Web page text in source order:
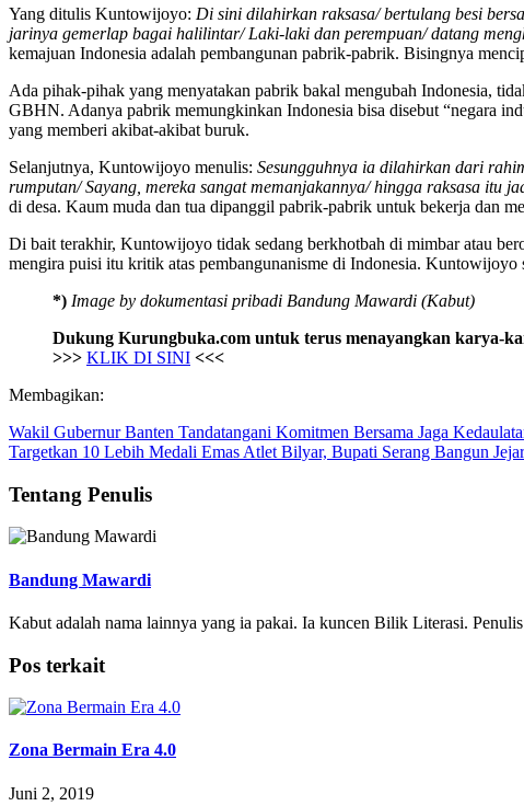
Yang ditulis Kuntowijoyo: Di sini dilahirkan raksasa/ bertulang besi
jarinya gemerlap bagai halilintar/ Laki-laki dan perempuan/ datang
kemajuan Indonesia adalah pembangunan pabrik-pabrik. Bisingnya
Ada pihak-pihak yang menyatakan pabrik bakal mengubah Indonesia,
GBHN. Adanya pabrik memungkinkan Indonesia bisa disebut “negara
yang memberi akibat-akibat buruk.
Selanjutnya, Kuntowijoyo menulis: Sesungguhnya ia dilahirkan dari
rumputan/ Sayang, mereka sangat memanjakannya/ hingga raksasa itu
di desa. Kaum muda dan tua dipanggil pabrik-pabrik untuk bekerja dan
Di bait terakhir, Kuntowijoyo tidak sedang berkhotbah di mimbar atau
mengira puisi itu kritik atas pembangunanisme di Indonesia.
*) Image by dokumentasi pribadi Bandung Mawardi (Kabut)
Dukung Kurungbuka.com untuk terus menayangkan karya-
>>> KLIK DI SINI <<<
Membagikan:
Wakil Gubernur Banten Tandatangani Komitmen Bersama Jaga
Targetkan 10 Lebih Medali Emas Atlet Bilyar, Bupati Serang Bangun
Tentang Penulis
Bandung Mawardi
Kabut adalah nama lainnya yang ia pakai. Ia kuncen Bilik Literasi.
Pos terkait
Zona Bermain Era 4.0
Juni 2, 2019